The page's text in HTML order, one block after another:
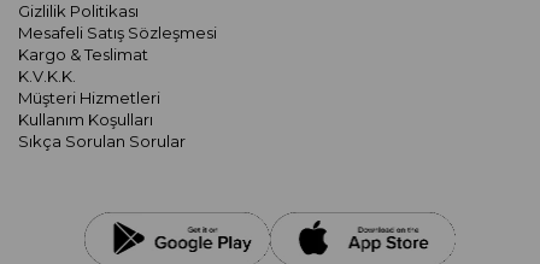
Gizlilik Politikası
Mesafeli Satış Sözleşmesi
Kargo & Teslimat
K.V.K.K.
Müşteri Hizmetleri
Kullanım Koşulları
Sıkça Sorulan Sorular